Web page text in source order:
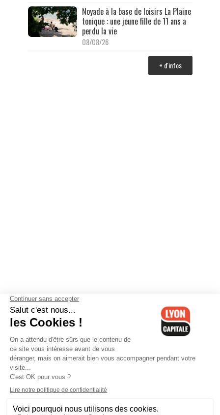
Noyade à la base de loisirs La Plaine
tonique : une jeune fille de 11 ans a
perdu la vie
08/08/26
+ d'infos
Contactez-nous-Mentions légales-CGV-Politique de